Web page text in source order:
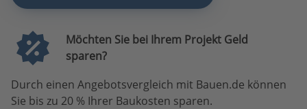
Möchten Sie bei Ihrem Projekt Geld
sparen?
Durch einen Angebotsvergleich mit Bauen.de können
Sie bis zu 20 % Ihrer Baukosten sparen.